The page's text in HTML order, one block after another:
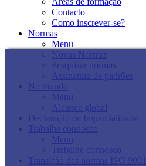
Contacto
Como inscrever-se?
Normas
Menu
Novas Normas
Pesquisar normas
Assinatura de padrões
No mundo
Menu
Alcance global
Declaração de Imparcialidade
Trabalhe connosco
Menu
Trabalhe connosco
Transição das normas ISO